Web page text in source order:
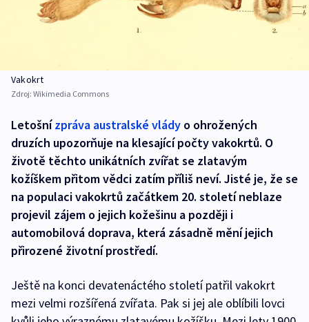
Vakokrt
Zdroj: Wikimedia Commons
Letošnízpráva australské vlády o ohrožených
druzích upozorňuje na klesající počty vakokrtů. O
životě těchto unikátních zvířat se zlatavým
kožíškem přitom vědci zatím příliš neví. Jisté je, že se
na populaci vakokrtů začátkem 20. století neblaze
projevil zájem o jejich kožešinu a později i
automobilová doprava, která zásadně mění jejich
přirozené životní prostředí.
Ještě na konci devatenáctého století patřil vakokrt
mezi velmi rozšířená zvířata. Pak si jej ale oblíbili lovci